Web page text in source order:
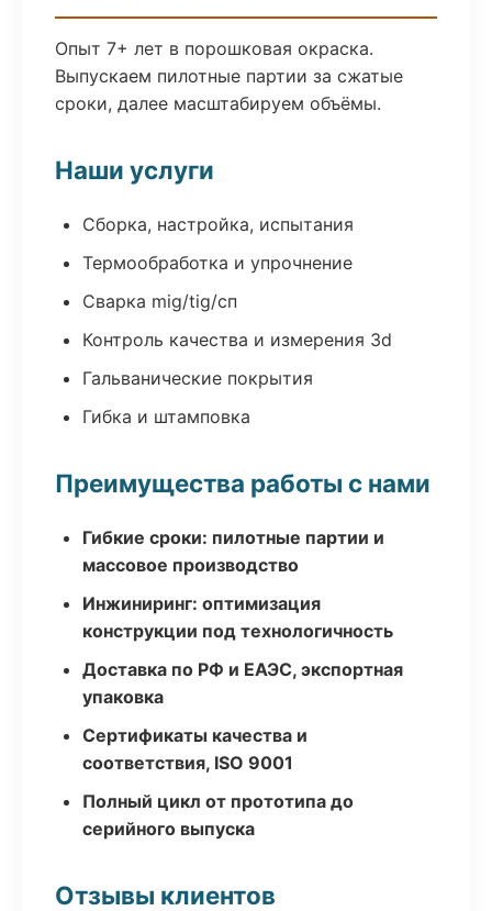
Опыт 7+ лет в порошковая окраска.
Выпускаем пилотные партии за сжатые
сроки, далее масштабируем объёмы.
Наши услуги
Сборка, настройка, испытания
Термообработка и упрочнение
Сварка mig/tig/сп
Контроль качества и измерения 3d
Гальванические покрытия
Гибка и штамповка
Преимущества работы с нами
Гибкие сроки: пилотные партии и
массовое производство
Инжиниринг: оптимизация
конструкции под технологичность
Доставка по РФ и ЕАЭС, экспортная
упаковка
Сертификаты качества и
соответствия, ISO 9001
Полный цикл от прототипа до
серийного выпуска
Отзывы клиентов